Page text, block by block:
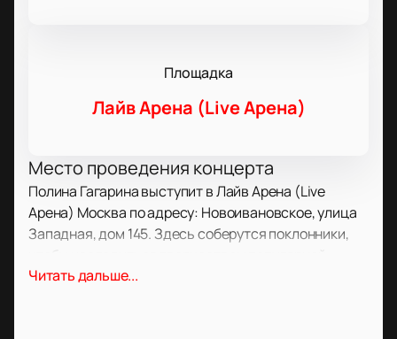
Площадка
Лайв Арена (Live Арена)
Место проведения концерта
Полина Гагарина выступит в Лайв Арена (Live
Арена) Москва по адресу: Новоивановское, улица
Западная, дом 145. Здесь соберутся поклонники,
певицы.
Читать дальше...